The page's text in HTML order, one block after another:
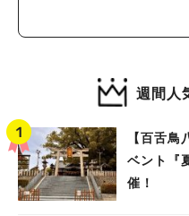
週間人
【百舌
ベント『
催！